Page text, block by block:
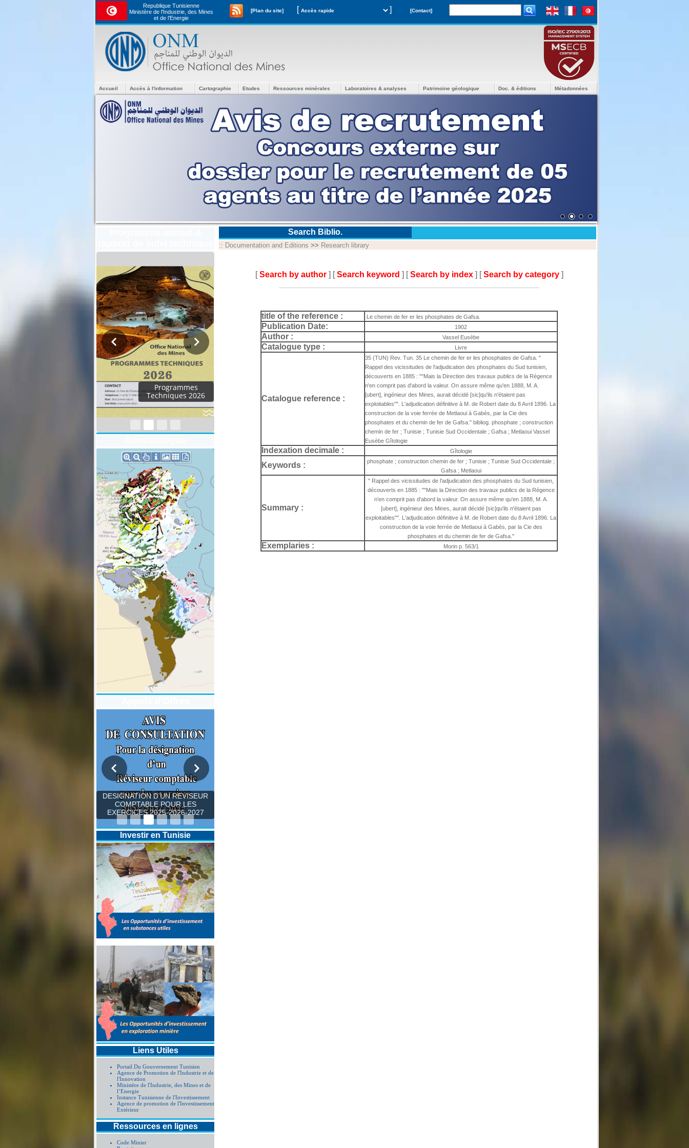
Republique Tunisienne
Ministère de l'Industrie, des Mines
et de l’Energie
[Plan du site] [ ] [Contact]
Accueil Accès à l'information Cartographie Etudes Ressources minérales Laboratoires & analyses Patrimoine géologique Doc. & éditions Métadonnées
Rapport d'activités
2024
DESIGNATION D’UN REVISEUR
COMPTABLE POUR LES
EXERCICES 2025-2026-2027
Investir en Tunisie
Liens Utiles
Portail Du Gouvernement Tunisien
Agence de Promotion de l'Industrie et de
l'Innovation
Ministère de l'Industrie, des Mines et de
l’Energie
Instance Tunisienne de l'Investissement
Agence de promotion de l'Investissement
Extérieur
Ressources en lignes
Code Minier
Search Biblio.
:: Documentation and Editions >> Research library
[Search by author ] [Search keyword ] [Search by index ] [Search by category ]
title of the reference : Le chemin de fer er les phosphates de Gafsa.
Publication Date: 1902
Author : Vassel Eusèbe
Catalogue type : Livre
Catalogue reference :
35 (TUN) Rev. Tun. 35 Le chemin de fer er les phosphates de Gafsa. "
Rappel des vicissitudes de l'adjudication des phosphates du Sud tunisien,
découverts en 1885 : ""Mais la Direction des travaux publics de la Régence
n'en comprit pas d'abord la valeur. On assure même qu'en 1888, M. A.
[ubert], ingénieur des Mines, aurait décidé [sic]qu'ils n'étaient pas
exploitables"". L'adjudication définitive à M. de Robert date du 8 Avril 1896. La
construction de la voie ferrée de Metlaoui à Gabès, par la Cie des
phosphates et du chemin de fer de Gafsa." bibliog. phosphate ; construction
chemin de fer ; Tunisie ; Tunisie Sud Occidentale ; Gafsa ; Metlaoui Vassel
Eusèbe Gîtologie
Indexation decimale : Gîtologie
Keywords :
phosphate ; construction chemin de fer ; Tunisie ; Tunisie Sud Occidentale ;
Gafsa ; Metlaoui
Summary :
" Rappel des vicissitudes de l'adjudication des phosphates du Sud tunisien,
découverts en 1885 : ""Mais la Direction des travaux publics de la Régence
n'en comprit pas d'abord la valeur. On assure même qu'en 1888, M. A.
[ubert], ingénieur des Mines, aurait décidé [sic]qu'ils n'étaient pas
exploitables"". L'adjudication définitive à M. de Robert date du 8 Avril 1896. La
construction de la voie ferrée de Metlaoui à Gabès, par la Cie des
phosphates et du chemin de fer de Gafsa."
Exemplaries : Morin p. 563/1